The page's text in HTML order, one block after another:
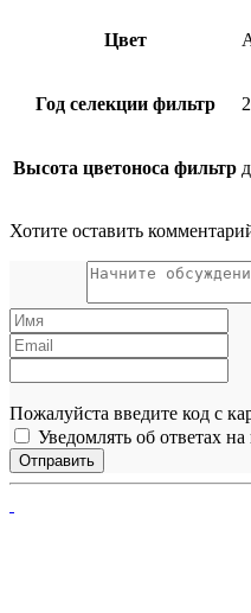
Цвет
Год селекции фильтр
Высота цветоноса фильтр
Хотите оставить
Пожалуйста введите код с
Уведомлять об ответах